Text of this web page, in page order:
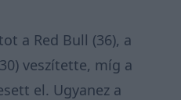
a Red Bull (36), a
veszítette, míg a
el. Ugyanez a